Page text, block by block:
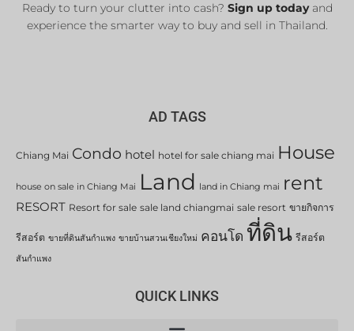
Ready to turn your clutter into cash? Sign up todayand
experience the smarter way to buy and sell in Thailand.
AD TAGS
Chiang Mai Condo hotel hotel for sale chiang mai House
house on sale in Chiang Mai Land land in Chiang mai rent
RESORT Resort for sale sale land chiangmai sale resort ขายกิจการ
รีสอร์ต ขายที่ดินสันกำแพง ขายบ้านสวนเชียงใหม่ คอนโด ที่ดิน รีสอร์ต
สันกำแพง
QUICK LINKS